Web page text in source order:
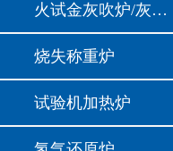
火试金灰吹炉/灰分炉
烧失称重炉
试验机加热炉